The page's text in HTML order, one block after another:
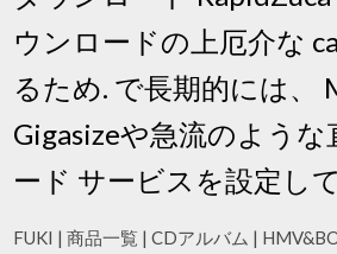
ウンロードの上厄介な
るため. で長期的には、
Gigasizeや急流のような
ード サービスを設定し
FUKI | 商品一覧 | CDアルバム |